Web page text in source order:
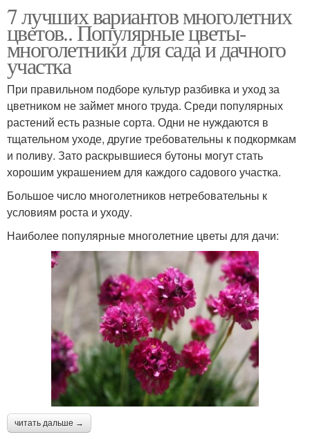
7 лучших вариантов многолетних
цветов.. Популярные цветы-
многолетники для сада и дачного
участка
При правильном подборе культур разбивка и уход за
цветником не займет много труда. Среди популярных
растений есть разные сорта. Одни не нуждаются в
тщательном уходе, другие требовательны к подкормкам
и поливу. Зато раскрывшиеся бутоны могут стать
хорошим украшением для каждого садового участка.
Большое число многолетников нетребовательны к
условиям роста и уходу.
Наиболее популярные многолетние цветы для дачи:
читать дальше →